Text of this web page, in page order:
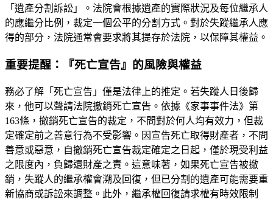
「遺產分割訴訟」。法院會根據遺產的實際狀況及每位繼承人
的應繼分比例，裁定一個公平的分割方式。對於失蹤繼承人應
得的部分，法院通常會要求將其提存於法院，以保障其權益。
重要提醒：『死亡宣告』的風險與權益
務必了解「死亡宣告」僅是法律上的推定。若失蹤人日後歸
來，他可以聲請法院撤銷死亡宣告。依據《家事事件法》第
163條，撤銷死亡宣告的裁定，不問對於何人均有效力，但裁
定確定前之善意行為不受影響。因宣告死亡取得財產者，不問
善意或惡意，自撤銷死亡宣告裁定確定之日起，僅於現受利益
之限度內，負歸還財產之責。這意味著，如果死亡宣告被撤
銷，失蹤人的繼承權會溯及回復，但已分割的遺產可能需要重
新協商或訴訟來調整。此外，繼承權回復請求權有時效限制